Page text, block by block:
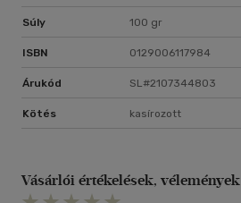
Súly 100 gr
ISBN 0129006117984
Árukód SL#2107344803
Kötés kasírozott
Vásárlói értékelések, vélemények